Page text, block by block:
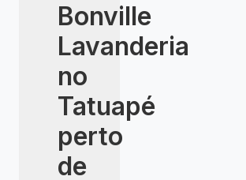
Bonville
Lavanderia
no
Tatuapé
perto
de